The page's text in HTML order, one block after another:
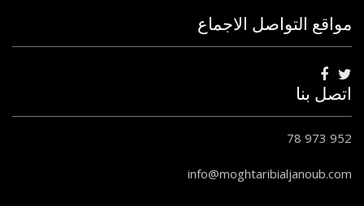
مواقع التواصل الاجماع
اتصل بنا
78 973 952
info@moghtaribialjanoub.com